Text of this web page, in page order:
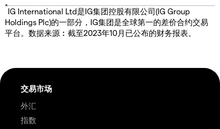
*
IG International Ltd是IG集团控股有限公司(IG Group
Holdings Plc)的一部分，IG集团是全球第一的差价合约交易
平台。数据来源︰截至2023年10月已公布的财务报表。
交易市场
外汇
指数